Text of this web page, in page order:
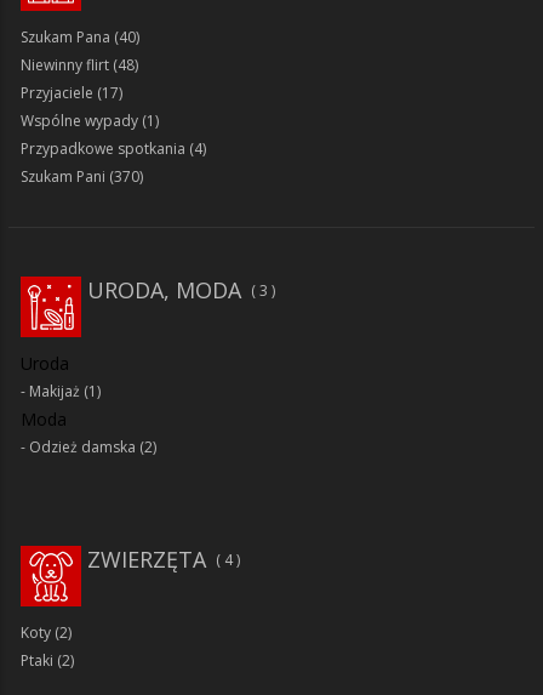
Szukam Pana (40)
Niewinny flirt (48)
Przyjaciele (17)
Wspólne wypady (1)
Przypadkowe spotkania (4)
Szukam Pani (370)
URODA, MODA 3
Uroda
Makijaż (1)
Moda
Odzież damska (2)
ZWIERZĘTA 4
Koty (2)
Ptaki (2)